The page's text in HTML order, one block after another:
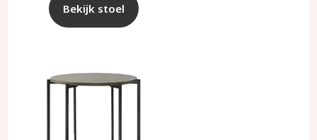
Bekijk stoel